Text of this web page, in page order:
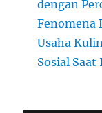
dengan
Fenomena
Usaha
Sosial Saat